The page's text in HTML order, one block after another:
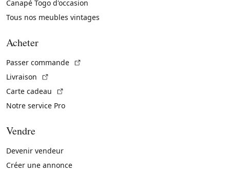
Canapé Togo d'occasion
Tous nos meubles vintages
Acheter
Passer commande
Livraison
Carte cadeau
Notre service Pro
Vendre
Devenir vendeur
Créer une annonce